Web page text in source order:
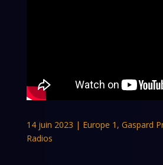
14 juin 2023 | Europe 1 , Gaspard
Radios